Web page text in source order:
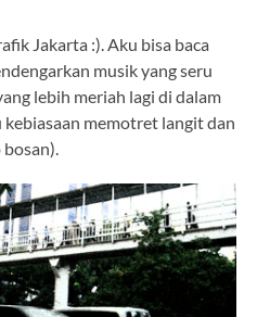
Jakarta :). Aku bisa baca
musik yang seru
lebih meriah lagi di dalam
memotret langit dan